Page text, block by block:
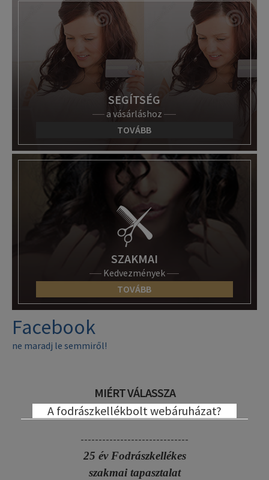
SEGÍTSÉG
a vásárláshoz
TOVÁBB
SZAKMAI
Kedvezmények
TOVÁBB
Facebook
ne maradj le semmiről!
MIÉRT VÁLASSZA
A fodrászkellékbolt webáruházat?
------------------------------
25 év Fodrászkellékes
szakmai tapasztalat